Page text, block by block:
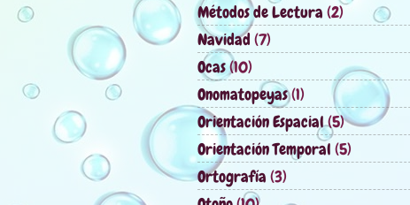
Métodos de Lectura (2)
Navidad(7)
Ocas(10)
Onomatopeyas(1)
Orientación Espacial(5)
Orientación Temporal (5)
Ortografía (3)